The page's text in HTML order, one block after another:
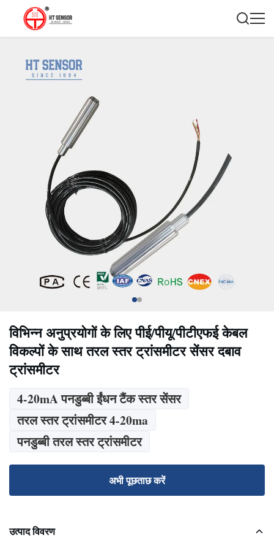
विभिन्न अनुप्रयोगों के लिए पीई/पीयू/पीटीएफई केबल
विकल्पों के साथ तरल स्तर ट्रांसमीटर सेंसर दबाव
ट्रांसमीटर
4-20mA पनडुब्बी ईंधन टैंक स्तर सेंसर
तरल स्तर ट्रांसमीटर 4-20ma
पनडुब्बी तरल स्तर ट्रांसमीटर
अभी पूछताछ करें
उत्पाद विवरण